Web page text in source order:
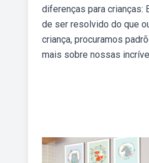
diferenças para crianças:
de ser resolvido do que
criança, procuramos
mais sobre nossas